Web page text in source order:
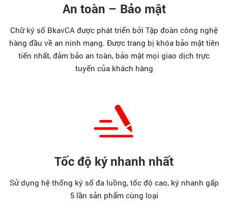
An toàn – Bảo mật
Chữ ký số BkavCA được phát triển bởi Tập đoàn công nghệ
hàng đầu về an ninh mạng. Được trang bị khóa bảo mật tiên
tiến nhất, đảm bảo an toàn, bảo mật mọi giao dịch trực
tuyến của khách hàng
Tốc độ ký nhanh nhất
Sử dụng hệ thống ký số đa luồng, tốc độ cao, ký nhanh gấp
5 lần sản phẩm cùng loại